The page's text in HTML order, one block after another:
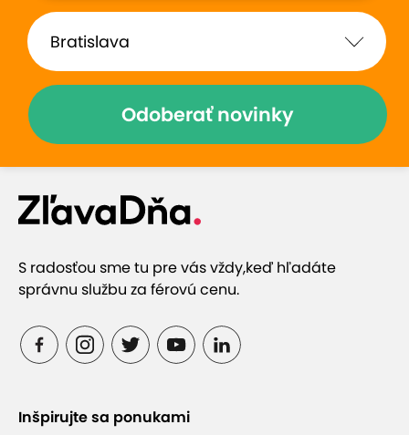
Prečo si vybrať túto ponuku
Rozvoj praktických digitálnych zručností už od
inteligenciu
Odoberať novinky
S radosťou sme tu pre vás vždy,keď hľadáte
správnu službu za férovú cenu.
Inšpirujte sa ponukami